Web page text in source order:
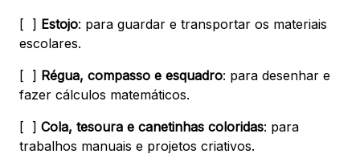
[ ] Estojo: para guardar e transportar os materiais
escolares.
[ ] Régua, compasso e esquadro: para desenhar e
fazer cálculos matemáticos.
[ ] Cola, tesoura e canetinhas coloridas: para
trabalhos manuais e projetos criativos.